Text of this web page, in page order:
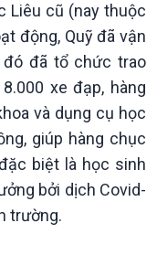
học & Công nghệ
học & Công nghệ
công nghệ
chung với biến đổi
Liêu cũ (nay thuộc
động, Quỹ đã vận
đã tổ chức trao
xe đạp, hàng
và dụng cụ học
giúp hàng chục
biệt là học sinh
bởi dịch Covid-
trường.